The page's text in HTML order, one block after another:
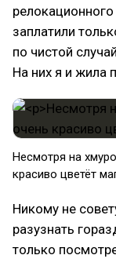
заплатили
по чистой
На них я и жила
Несмотря на
красиво цветёт
Никому не
разузнать
только